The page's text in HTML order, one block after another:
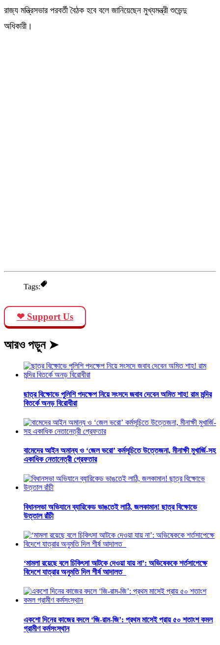
রাজ্য মন্ত্রিসভার পরবর্তী বৈঠক হবে বলে জানিয়েছেন মুখ্যমন্ত্রী শুভেন্দু
অধিকারী।
Tags:
❤ Support Us
আরও পড়ুন ➤
ছাত্র বিক্ষোভে পুলিশি পদক্ষেপ নিয়ে সংসদে জবাব দেবেন অমিত শাহ! রাম মন্দির
বিতর্কে অনড় বিরোধীরা
বামেদের আইন অমান্য ও ‘জেল ভরো’ কর্মসূচিতে উত্তেজনা, মীনাক্ষী মুখার্জি-সহ
একাধিক নেতানেত্রী গ্রেফতার
বিধানসভা অভিযানে ব্যারিকেড ভাঙতেই লাঠি, জলকামান! ছাত্র বিক্ষোভে
উত্তাল রাঁচী
‘মামলা রয়েছে বলে চিকিৎসা আটকে দেওয়া যায় না’: অভিষেককে শর্তসাপেক্ষে
বিদেশে যাত্রার অনুমতি দিল শীর্ষ আদালত
একশো দিনের কাজের বদলে ‘জি-রাম-জি’: প্রথম মাসেই প্রায় ৫০ শতাংশ কমল
গ্রামীণ কর্মসংস্থান